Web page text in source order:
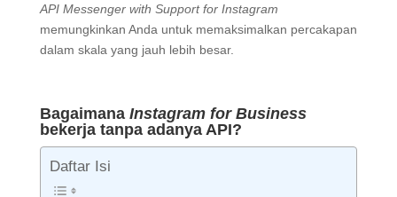
API Messenger with Support for Instagram
memungkinkan Anda untuk memaksimalkan percakapan
dalam skala yang jauh lebih besar.
Bagaimana Instagram for Business
bekerja tanpa adanya API?
Daftar Isi